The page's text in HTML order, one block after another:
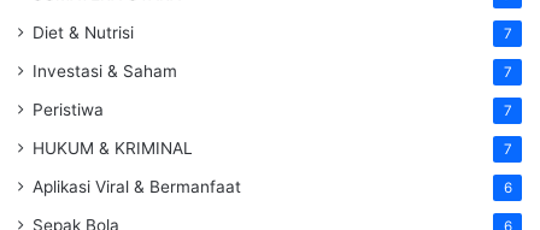
Diet & Nutrisi 7
Investasi & Saham 7
Peristiwa 7
HUKUM & KRIMINAL 7
Aplikasi Viral & Bermanfaat 6
Sepak Bola 6